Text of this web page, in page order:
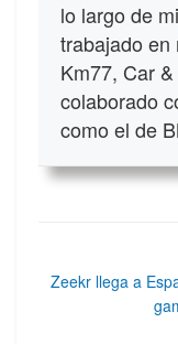
lo largo de
trabajado en
Km77, Car
colaborado
como el de
Zeekr llega a